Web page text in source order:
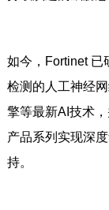
如今，Fortinet 已
检测的人工神经
擎等最新AI技术
产品系列实现深
持。